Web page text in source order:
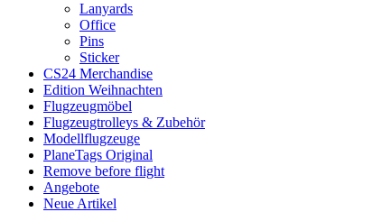
Lanyards
Office
Pins
Sticker
CS24 Merchandise
Edition Weihnachten
Flugzeugmöbel
Flugzeugtrolleys & Zubehör
Modellflugzeuge
PlaneTags Original
Remove before flight
Angebote
Neue Artikel